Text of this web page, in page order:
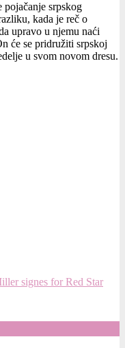
pojačanje srpskog
kada je reč o
upravo u njemu naći
će se pridružiti srpskoj
u svom novom dresu.
signes for Red Star